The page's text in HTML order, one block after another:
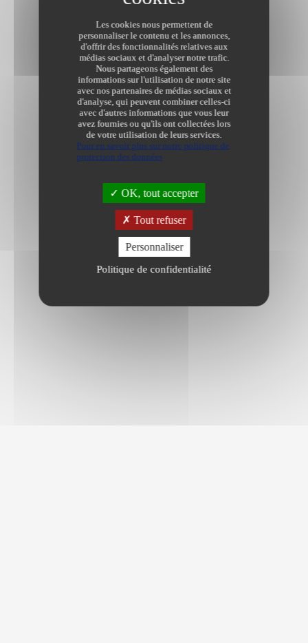
Les cookies nous permettent de
personnaliser le contenu et les annonces,
d'offrir des fonctionnalités relatives aux
médias sociaux et d'analyser notre trafic.
Nous partageons également des
informations sur l'utilisation de notre site
avec nos partenaires de médias sociaux et
d'analyse, qui peuvent combiner celles-ci
avec d'autres informations que vous leur
avez fournies ou qu'ils ont collectées lors
de votre utilisation de leurs services.
Pour en savoir plus sur notre politique de
protection des données
OK, tout accepter
Tout refuser
Personnaliser
Politique de confidentialité